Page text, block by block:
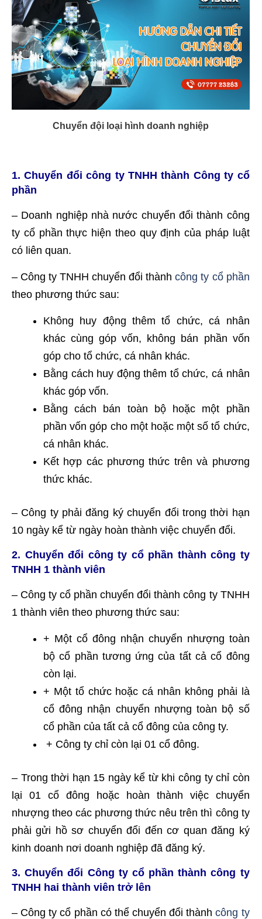
Chuyển đội loại hình doanh nghiệp
1. Chuyển đổi công ty TNHH thành Công ty cổ
phần
– Doanh nghiệp nhà nước chuyển đổi thành công
ty cổ phần thực hiện theo quy định của pháp luật
có liên quan.
– Công ty TNHH chuyển đổi thànhcông ty cổ phần
theo phương thức sau:
Không huy động thêm tổ chức, cá nhân
khác cùng góp vốn, không bán phần vốn
góp cho tổ chức, cá nhân khác.
Bằng cách huy động thêm tổ chức, cá nhân
khác góp vốn.
Bằng cách bán toàn bộ hoặc một phần
phần vốn góp cho một hoặc một số tổ chức,
cá nhân khác.
Kết hợp các phương thức trên và phương
thức khác.
– Công ty phải đăng ký chuyển đổi trong thời hạn
10 ngày kể từ ngày hoàn thành việc chuyển đổi.
2. Chuyển đổi công ty cổ phần thành công ty
TNHH 1 thành viên
– Công ty cổ phần chuyển đổi thành công ty TNHH
1 thành viên theo phương thức sau:
+ Một cổ đông nhận chuyển nhượng toàn
bộ cổ phần tương ứng của tất cả cổ đông
còn lại.
+ Một tổ chức hoặc cá nhân không phải là
cổ đông nhận chuyển nhượng toàn bộ số
cổ phần của tất cả cổ đông của công ty.
+ Công ty chỉ còn lại 01 cổ đông.
– Trong thời hạn 15 ngày kể từ khi công ty chỉ còn
lại 01 cổ đông hoặc hoàn thành việc chuyển
nhượng theo các phương thức nêu trên thì công ty
phải gửi hồ sơ chuyển đổi đến cơ quan đăng ký
kinh doanh nơi doanh nghiệp đã đăng ký.
3. Chuyển đổi Công ty cổ phần thành công ty
TNHH hai thành viên trở lên
– Công ty cổ phần có thể chuyển đổi thànhcông ty